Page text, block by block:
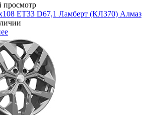
просмотр
ET33 D67,1 Ламберт (КЛ370) Алмаз